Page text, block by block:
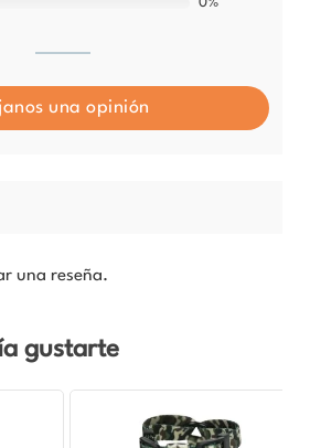
0%
una opinión
una reseña.
gustarte